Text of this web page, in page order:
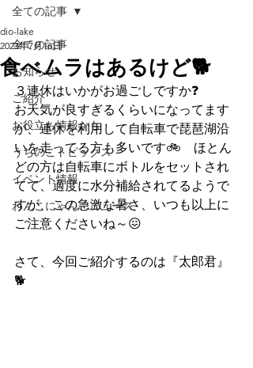
全ての記事
お知らせ
ご紹介
お役立ち情報かも
うちのこトピックス
イベント情報
わんこにゃんこニュース
全ての記事
食べムラはあるけど🐕
dio-lake
2023年7月16日
３連休はいかがお過ごしですか❓
お天気が良すぎるくらいになってます
が、連休を利用して自転車で琵琶湖沿
いを走ってる方も多いです🚲　ほとん
どの方は自転車にボトルをセットされ
てて、適度に水分補給されてるようで
すが、この急激な暑さ、いつも以上に
ご注意くださいね～😖
さて、今回ご紹介するのは『太郎君』
🐕